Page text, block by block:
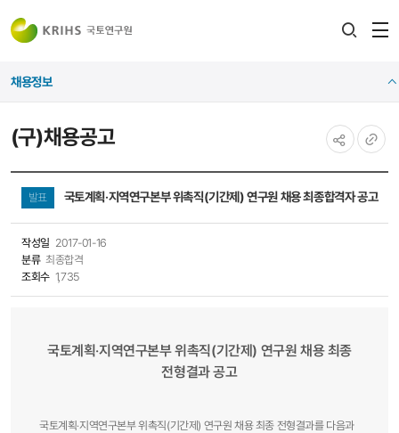
(구)채용공고
채용정보
복사
발표 국토계획‧지역연구본부​​​​ 위촉직(기간제) 연구원 채용 최종합격자 공고
작성일 2017-01-16
분류 최종합격
조회수 1,735
국토계획‧지역연구본부​​​​ 위촉직(기간제) 연구원 채용 최종
전형결과 공고
국토계획‧지역연구본부 위촉직(기간제) 연구원 채용 최종 전형결과를 다음과